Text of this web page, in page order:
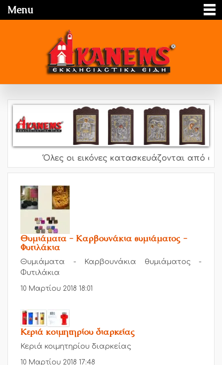
Menu
Όλες οι εικόνες κατασκευάζονται από
Θυμιάματα - Καρβουνάκια θυμιάματος -
Φυτιλάκια
Θυμιάματα - Καρβουνάκια θυμιάματος -
Φυτιλάκια
10 Μαρτίου 2018 18:01
Κεριά κοιμητηρίου διαρκείας
Κεριά κοιμητηρίου διαρκείας
10 Μαρτίου 2018 17:48